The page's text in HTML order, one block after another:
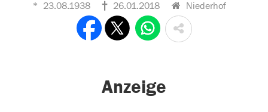
23.08.1938 26.01.2018 Niederhof
Anzeige